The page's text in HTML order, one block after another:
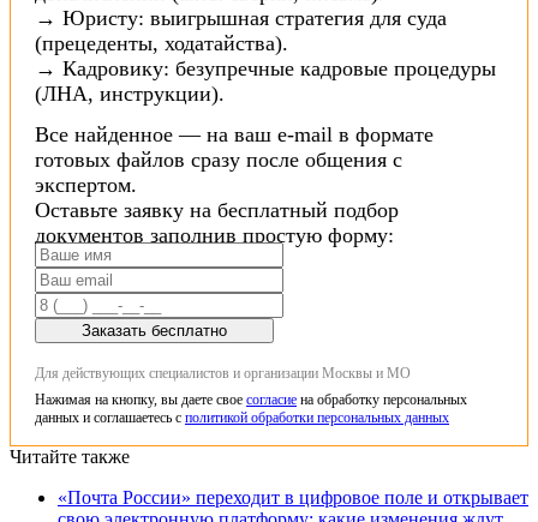
→ Юристу: выигрышная стратегия для суда
(прецеденты, ходатайства).
→ Кадровику: безупречные кадровые процедуры
(ЛНА, инструкции).
Все найденное — на ваш e-mail в формате
готовых файлов сразу после общения с
экспертом.
Оставьте заявку на бесплатный подбор
документов заполнив простую форму:
Заказать бесплатно
Для действующих специалистов и организации Москвы и МО
Нажимая на кнопку, вы даете свое согласие на обработку персональных
данных и соглашаетесь с политикой обработки персональных данных
Читайте также
«Почта России» переходит в цифровое поле и открывает